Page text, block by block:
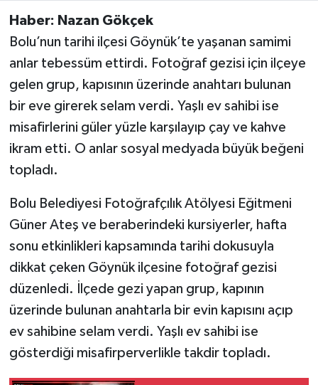
Haber: Nazan Gökçek
Bolu’nun tarihi ilçesi Göynük’te yaşanan samimi
anlar tebessüm ettirdi. Fotoğraf gezisi için ilçeye
gelen grup, kapısının üzerinde anahtarı bulunan
bir eve girerek selam verdi. Yaşlı ev sahibi ise
misafirlerini güler yüzle karşılayıp çay ve kahve
ikram etti. O anlar sosyal medyada büyük beğeni
topladı.
Bolu Belediyesi Fotoğrafçılık Atölyesi Eğitmeni
Güner Ateş ve beraberindeki kursiyerler, hafta
sonu etkinlikleri kapsamında tarihi dokusuyla
dikkat çeken Göynük ilçesine fotoğraf gezisi
düzenledi. İlçede gezi yapan grup, kapının
üzerinde bulunan anahtarla bir evin kapısını açıp
ev sahibine selam verdi. Yaşlı ev sahibi ise
gösterdiği misafirperverlikle takdir topladı.